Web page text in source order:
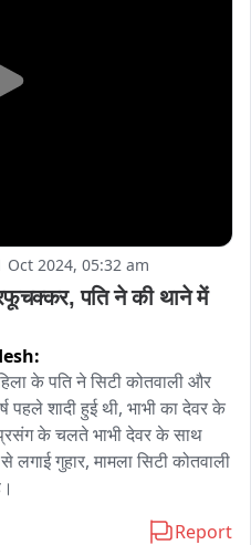
Oct 2024, 05:32 am
पति ने की थाने में
के पति ने सिटी कोतवाली और
शादी हुई थी, भाभी का देवर के
के चलते भाभी देवर के साथ
गुहार, मामला सिटी कोतवाली
Report